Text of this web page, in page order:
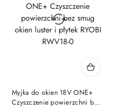
Myjka do okien 18V ONE+
Czyszczenie powierzchni bez